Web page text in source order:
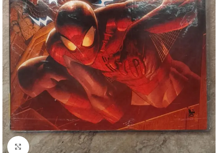
Clique para ampliar